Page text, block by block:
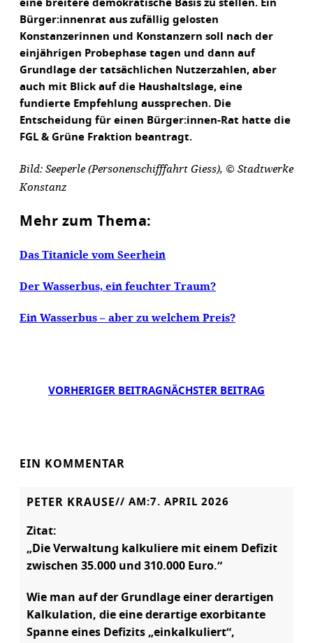
eine breitere demokratische Basis zu stellen. Ein
Bürger:innenrat aus zufällig gelosten
Konstanzerinnen und Konstanzern soll nach der
einjährigen Probephase tagen und dann auf
Grundlage der tatsächlichen Nutzerzahlen, aber
auch mit Blick auf die Haushaltslage, eine
fundierte Empfehlung aussprechen. Die
Entscheidung für einen Bürger:innen-Rat hatte die
FGL & Grüne Fraktion beantragt.
Bild: Seeperle (Personenschifffahrt Giess), © Stadtwerke
Konstanz
Mehr zum Thema:
Das Titanicle vom Seerhein
Der Wasserbus, ein feuchter Traum?
Ein Wasserbus – aber zu welchem Preis?
VORHERIGER BEITRAG NÄCHSTER BEITRAG
EIN KOMMENTAR
PETER KRAUSE// AM:7. APRIL 2026
Zitat:
„Die Verwaltung kalkuliere mit einem Defizit
zwischen 35.000 und 310.000 Euro.“
Wie man auf der Grundlage einer derartigen
Kalkulation, die eine derartige exorbitante
Spanne eines Defizits „einkalkuliert“,